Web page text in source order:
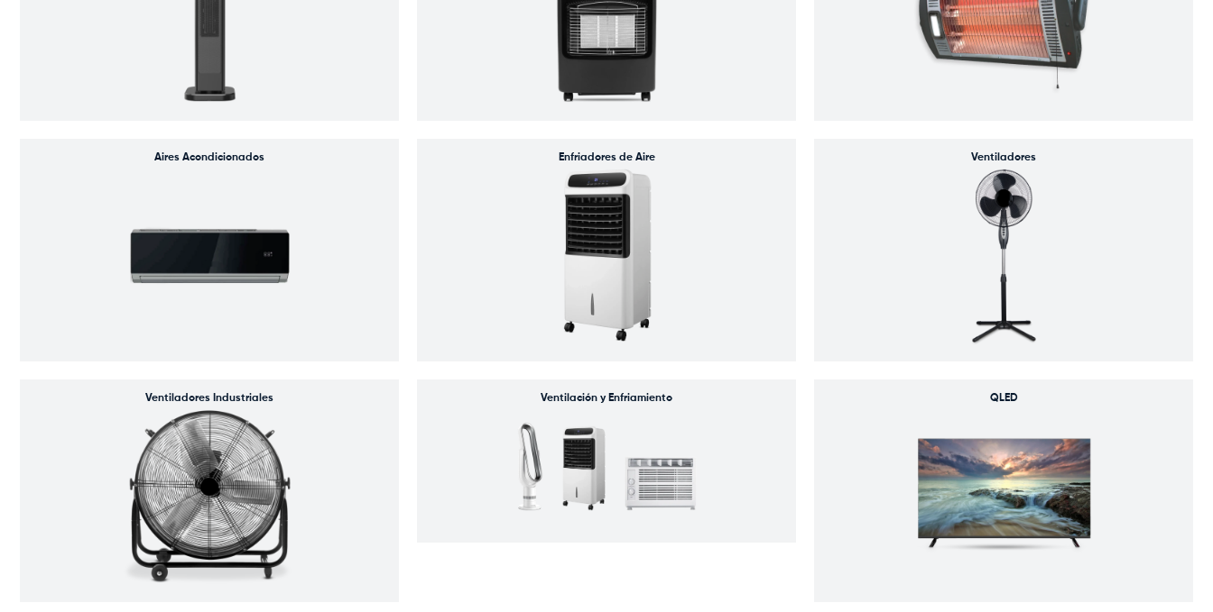
Aires Acondicionados Enfriadores de Aire Ventiladores
Ventiladores Industriales Ventilación y Enfriamiento QLED